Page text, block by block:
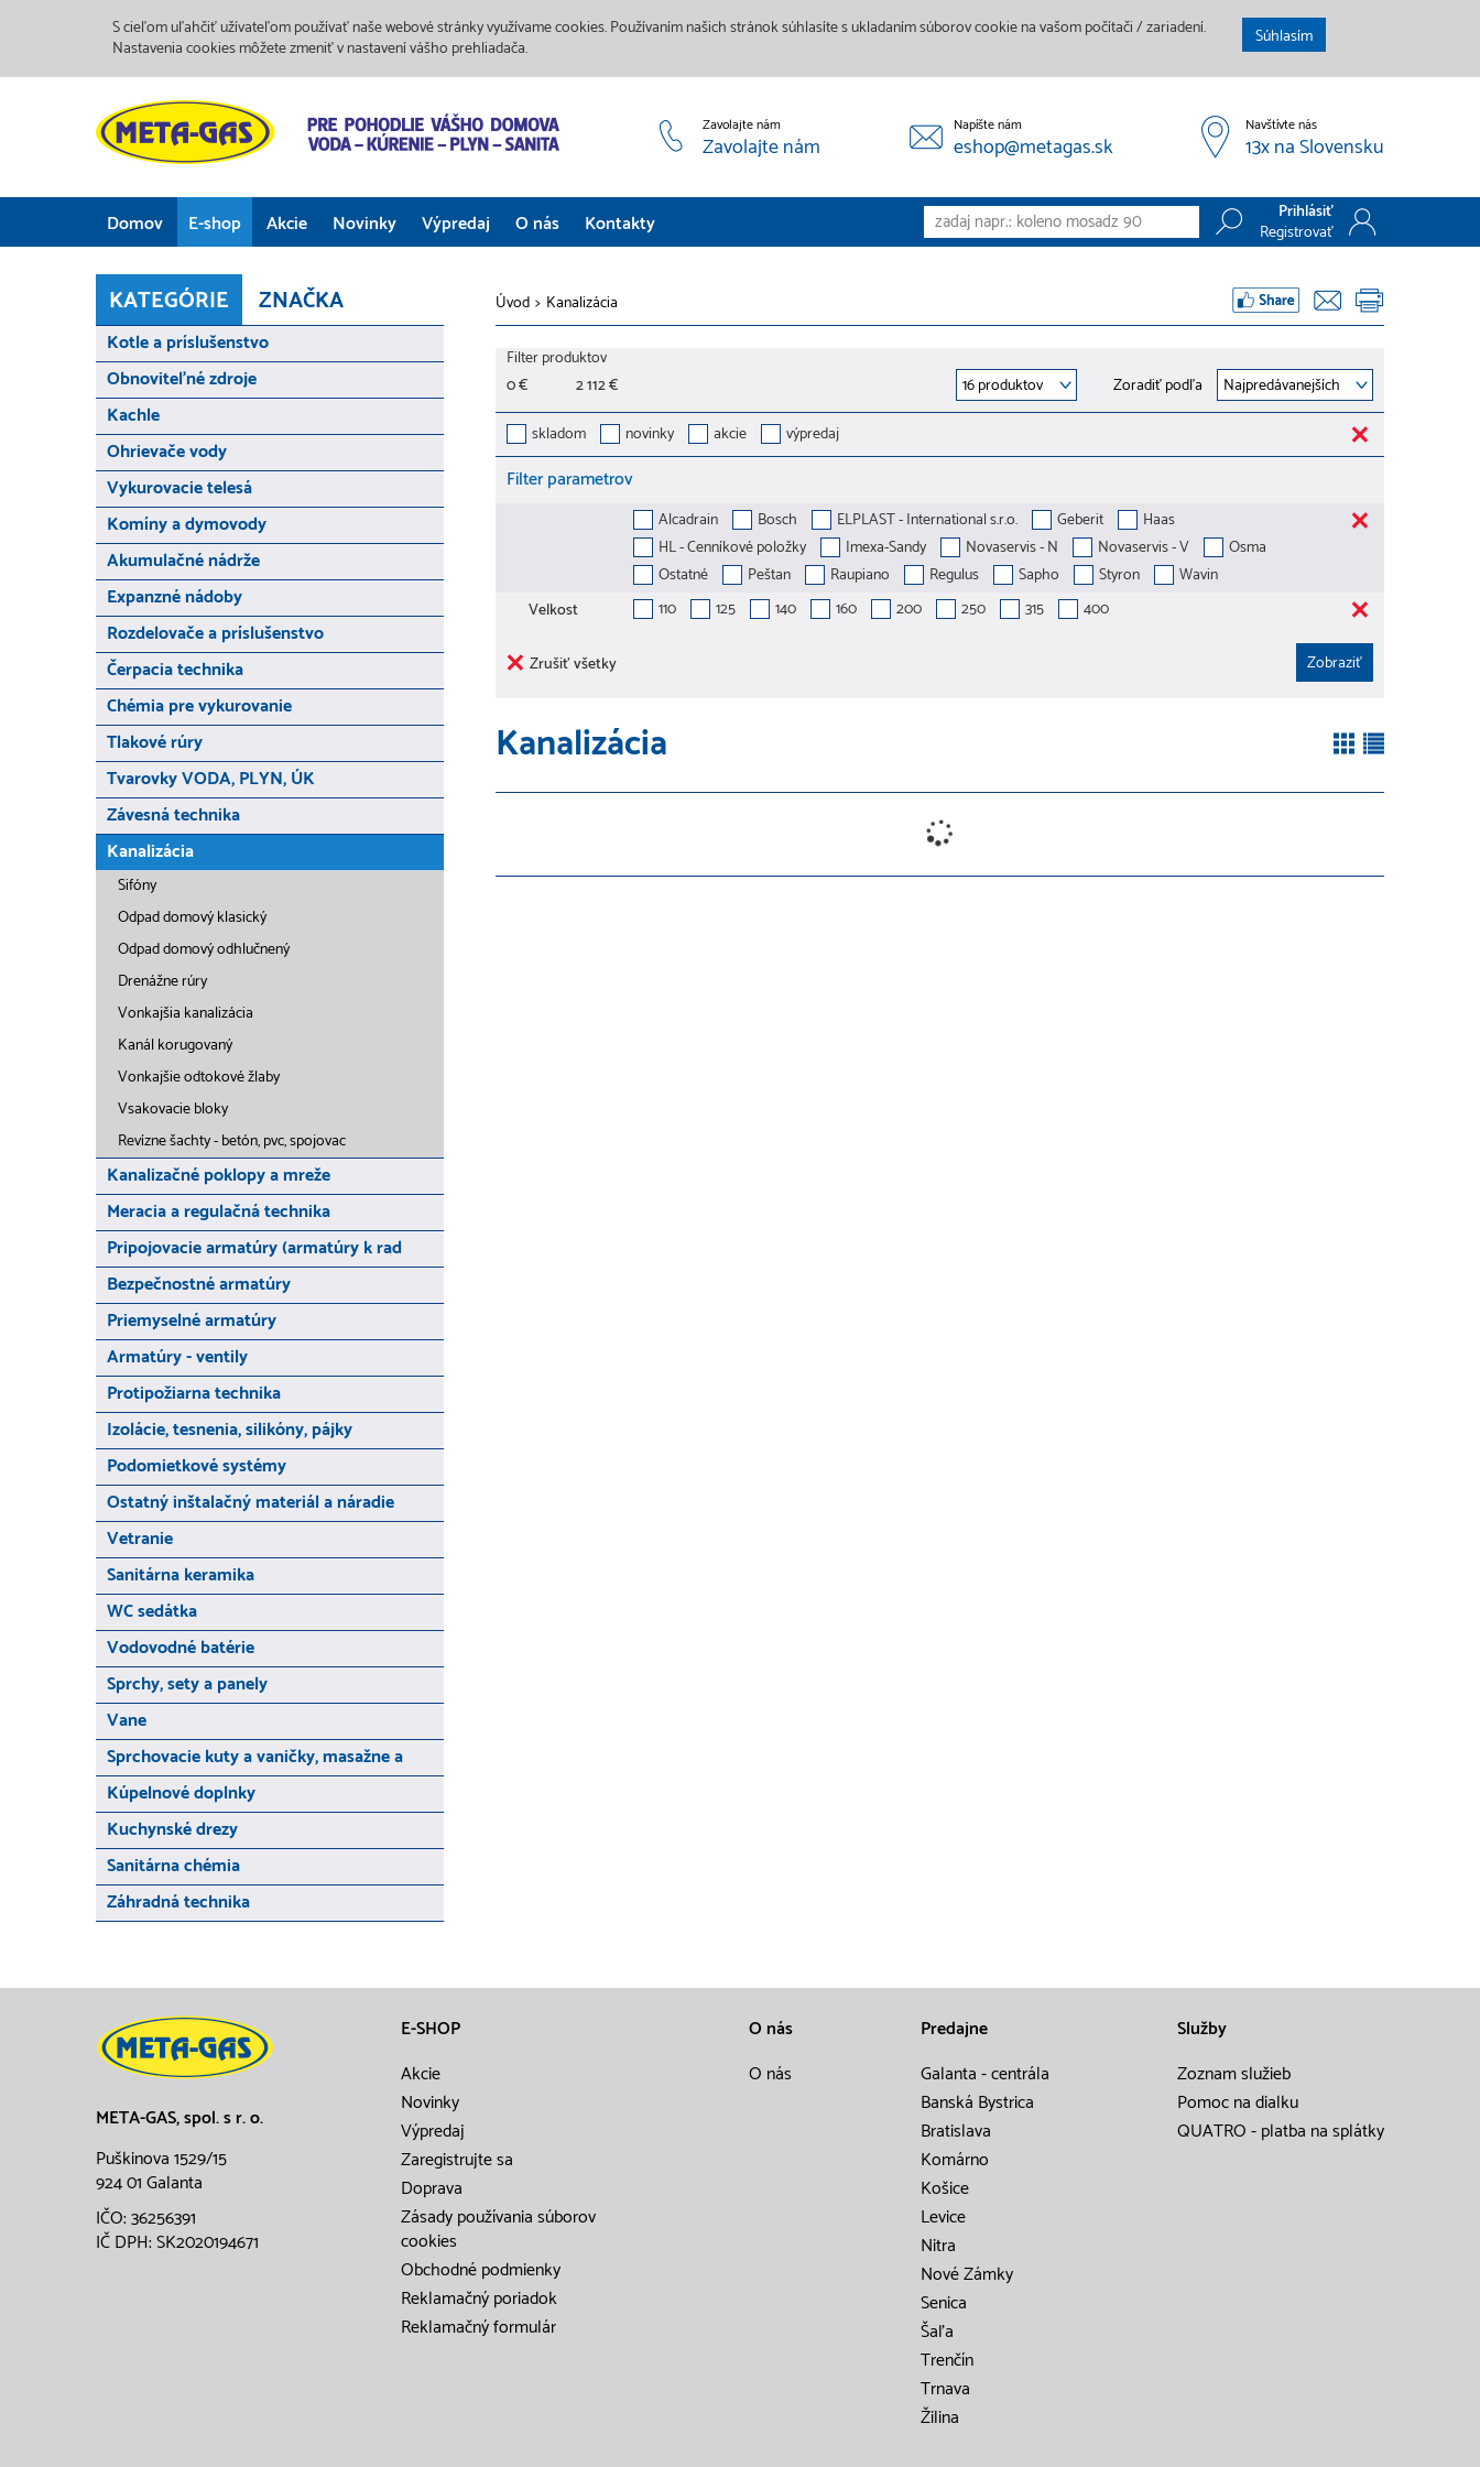
S cieľom uľahčiť užívateľom používať naše webové stránky využívame cookies. Používaním našich stránok súhlasíte s ukladaním súborov cookie na vašom počítači / zariadení.
Nastavenia cookies môžete zmeniť v nastavení vášho prehliadača.
Súhlasím
Zavolajte nám
Zavolajte nám
Napíšte nám
eshop@metagas.sk
Navštívte nás
13x na Slovensku
Domov E-shop Akcie Novinky Výpredaj O nás
Služby
Predajne
Galéria
Kontakty
Prihlásiť
Registrovať
Registrovať
KATEGÓRIE ZNAČKA
Kotle a príslušenstvo
Obnoviteľné zdroje
Kachle
Ohrievače vody
Vykurovacie telesá
Komíny a dymovody
Akumulačné nádrže
Expanzné nádoby
Rozdelovače a príslušenstvo
Čerpacia technika
Chémia pre vykurovanie
Tlakové rúry
Tvarovky VODA, PLYN, ÚK
Závesná technika
Kanalizácia
Sifóny
Odpad domový klasický
Odpad domový odhlučnený
Drenážne rúry
Vonkajšia kanalizácia
Kanál korugovaný
Vonkajšie odtokové žlaby
Vsakovacie bloky
Revízne šachty - betón, pvc, spojovac
Kanalizačné poklopy a mreže
Meracia a regulačná technika
Pripojovacie armatúry (armatúry k rad
Bezpečnostné armatúry
Priemyselné armatúry
Armatúry - ventily
Protipožiarna technika
Izolácie, tesnenia, silikóny, pájky
Podomietkové systémy
Ostatný inštalačný materiál a náradie
Vetranie
Sanitárna keramika
WC sedátka
Vodovodné batérie
Sprchy, sety a panely
Vane
Sprchovacie kuty a vaničky, masažne a
Kúpelnové doplnky
Kuchynské drezy
Sanitárna chémia
Záhradná technika
Úvod > Kanalizácia
Filter produktov
0 €
2 112 €
Zoradiť podľa
skladom
novinky akcie výpredaj
Filter parametrov
Alcadrain Bosch ELPLAST - International s.r.o. Geberit
Haas
HL - Cenníkové položky
Imexa-Sandy Novaservis - N Novaservis - V
Osma
Ostatné
Peštan Raupiano Regulus Sapho Styron
Wavin
Velkost
110 125 140 160 200 250 315 400
Zrušiť všetky
Kanalizácia
META-GAS, spol. s r. o.
Puškinova 1529/15
924 01 Galanta
IČO: 36256391
IČ DPH: SK2020194671
E-SHOP
Akcie
Novinky
Výpredaj
Zaregistrujte sa
Doprava
Zásady používania súborov
cookies
Obchodné podmienky
Reklamačný poriadok
Reklamačný formulár
O nás
O nás
Predajne
Galanta - centrála
Banská Bystrica
Bratislava
Komárno
Košice
Levice
Nitra
Nové Zámky
Senica
Šaľa
Trenčín
Trnava
Žilina
Služby
Zoznam služieb
Pomoc na dialku
QUATRO - platba na splátky